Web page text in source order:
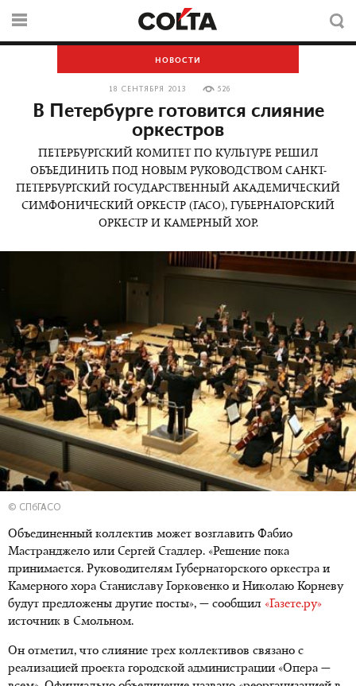
НОВОСТИ
18 СЕНТЯБРЯ 2013 526
В Петербурге готовится слияние
оркестров
ПЕТЕРБУРГСКИЙ КОМИТЕТ ПО КУЛЬТУРЕ РЕШИЛ
ОБЪЕДИНИТЬ ПОД НОВЫМ РУКОВОДСТВОМ САНКТ-
ПЕТЕРБУРГСКИЙ ГОСУДАРСТВЕННЫЙ АКАДЕМИЧЕСКИЙ
СИМФОНИЧЕСКИЙ ОРКЕСТР (ГАСО), ГУБЕРНАТОРСКИЙ
ОРКЕСТР И КАМЕРНЫЙ ХОР.
© СПбГАСО
Объединенный коллектив может возглавить Фабио
Мастранджело или Сергей Стадлер. «Решение пока
принимается. Руководителям Губернаторского оркестра и
Камерного хора Станиславу Горковенко и Николаю Корневу
будут предложены другие посты», — сообщил «Газете.ру»
источник в Смольном.
Он отметил, что слияние трех коллективов связано с
реализацией проекта городской администрации «Опера —